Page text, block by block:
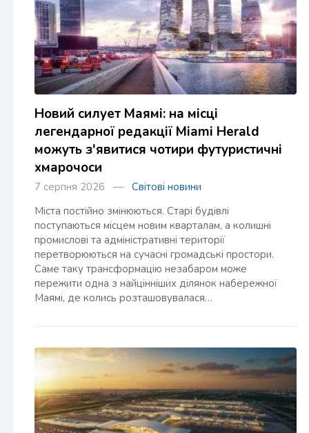
Новий силует Маямі: на місці
легендарної редакції Miami Herald
можуть з'явитися чотири футуристичні
хмарочоси
7 серпня 2026 — Світові новини
Міста постійно змінюються. Старі будівлі
поступаються місцем новим кварталам, а колишні
промислові та адміністративні території
перетворюються на сучасні громадські простори.
Саме таку трансформацію незабаром може
пережити одна з найцінніших ділянок набережної
Маямі, де колись розташовувалася…